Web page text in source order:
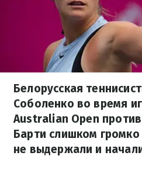
Белорусская
Соболенко во время
Australian Open
Барти слишком громко
не выдержали и